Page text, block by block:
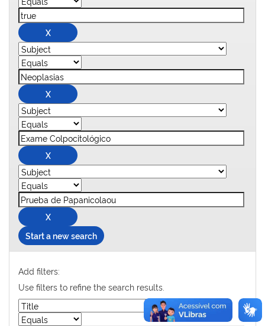
Start a new search
Add filters:
Use filters to refine the search results.